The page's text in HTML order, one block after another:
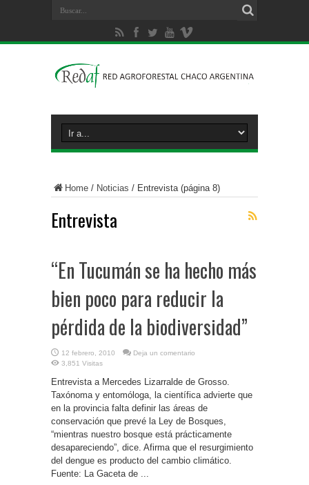
Home / Noticias / Entrevista (página 8)
Entrevista
“En Tucumán se ha hecho más
bien poco para reducir la
pérdida de la biodiversidad”
12 febrero, 2010
Deja un comentario
3,851 Visitas
Entrevista a Mercedes Lizarralde de Grosso.
Taxónoma y entomóloga, la científica advierte que
en la provincia falta definir las áreas de
conservación que prevé la Ley de Bosques,
“mientras nuestro bosque está prácticamente
desapareciendo”, dice. Afirma que el resurgimiento
del dengue es producto del cambio climático.
Fuente: La Gaceta de ...